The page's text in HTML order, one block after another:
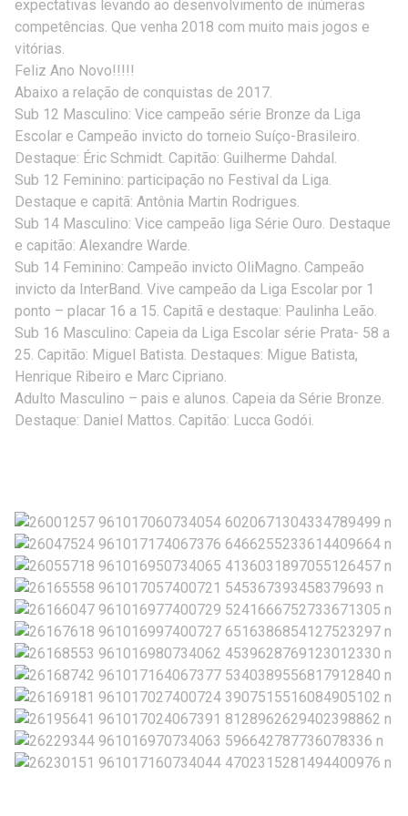
expectativas levando ao desenvolvimento de inúmeras
competências. Que venha 2018 com muito mais jogos e
vitórias.
Feliz Ano Novo!!!!!
Abaixo a relação de conquistas de 2017.
Sub 12 Masculino: Vice campeão série Bronze da Liga
Escolar e Campeão invicto do torneio Suíço-Brasileiro.
Destaque: Éric Schmidt. Capitão: Guilherme Dahdal.
Sub 12 Feminino: participação no Festival da Liga.
Destaque e capitã: Antônia Martin Rodrigues.
Sub 14 Masculino: Vice campeão liga Série Ouro. Destaque
e capitão: Alexandre Warde.
Sub 14 Feminino: Campeão invicto OliMagno. Campeão
invicto da InterBand. Vive campeão da Liga Escolar por 1
ponto – placar 16 a 15. Capitã e destaque: Paulinha Leão.
Sub 16 Masculino: Capeia da Liga Escolar série Prata- 58 a
25. Capitão: Miguel Batista. Destaques: Migue Batista,
Henrique Ribeiro e Marc Cipriano.
Adulto Masculino – pais e alunos. Capeia da Série Bronze.
Destaque: Daniel Mattos. Capitão: Lucca Godói.